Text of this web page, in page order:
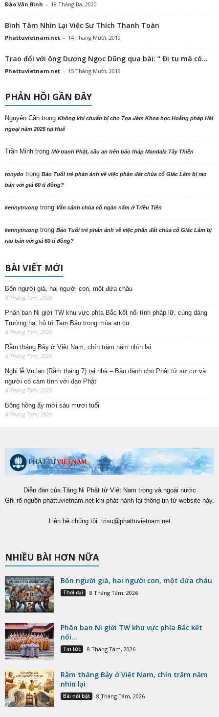
Đào Văn Bình - 18 Tháng Ba, 2020
Bình Tâm Nhìn Lại Việc Sư Thích Thanh Toàn
Phattuvietnam.net - 14 Tháng Mười, 2019
Trao đổi với ông Dương Ngọc Dũng qua bài: “ Đi tu mà có...
Phattuvietnam.net - 15 Tháng Mười, 2019
PHẢN HỒI GẦN ĐÂY
Nguyên Cần trong Không khí chuẩn bị cho Tọa đàm Khoa học Hoằng pháp Hải
ngoại năm 2025 tại Huế
Trần Minh trong Mở tranh Phật, cầu an trên bảo tháp Mandala Tây Thiên
tonydo trong Báo Tuổi trẻ phản ảnh về việc phần đất chùa cổ Giác Lâm bị rao
bán với giá 60 tỉ đồng?
kennytruong trong Vãn cảnh chùa cổ ngàn năm ở Triều Tiên
kennytruong trong Báo Tuổi trẻ phản ảnh về việc phần đất chùa cổ Giác Lâm bị
rao bán với giá 60 tỉ đồng?
BÀI VIẾT MỚI
Bốn người già, hai người con, một đứa cháu
8 Tháng Tám, 2026
Phân ban Ni giới TW khu vực phía Bắc kết nối tình pháp lữ, cúng dàng
Trường hạ, hộ trì Tam Bảo trong mùa an cư
8 Tháng Tám, 2026
Rằm tháng Bảy ở Việt Nam, chín trăm năm nhìn lại
8 Tháng Tám, 2026
Nghi lễ Vu lan (Rằm tháng 7) tại nhà – Bản dành cho Phật tử sơ cơ và
người có cảm tình với đạo Phật
8 Tháng Tám, 2026
Bông hồng ấy mới sáu mươi tuổi
8 Tháng Tám, 2026
Diễn đàn của Tăng Ni Phật tử Việt Nam trong và ngoài nước
Ghi rõ nguồn phattuvietnam.net khi phát hành lại thông tin từ website này.
Liên hệ chúng tôi: trisu@phattuvietnam.net
NHIỀU BÀI HƠN NỮA
Bốn người già, hai người con, một đứa cháu
Thời đại 8 Tháng Tám, 2026
Phân ban Ni giới TW khu vực phía Bắc kết
nối...
Tin tức 8 Tháng Tám, 2026
Rằm tháng Bảy ở Việt Nam, chín trăm năm
nhìn lại
Bài nổi bật 8 Tháng Tám, 2026